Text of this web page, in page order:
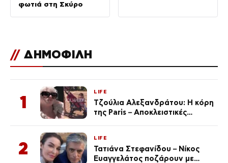
φωτιά στη Σκύρο
// ΔΗΜΟΦΙΛΗ
1
LIFE
Τζούλια Αλεξανδράτου: Η κόρη
της Paris – Αποκλειστικές
2
LIFE
Τατιάνα Στεφανίδου – Νίκος
Ευαγγελάτος ποζάρουν με